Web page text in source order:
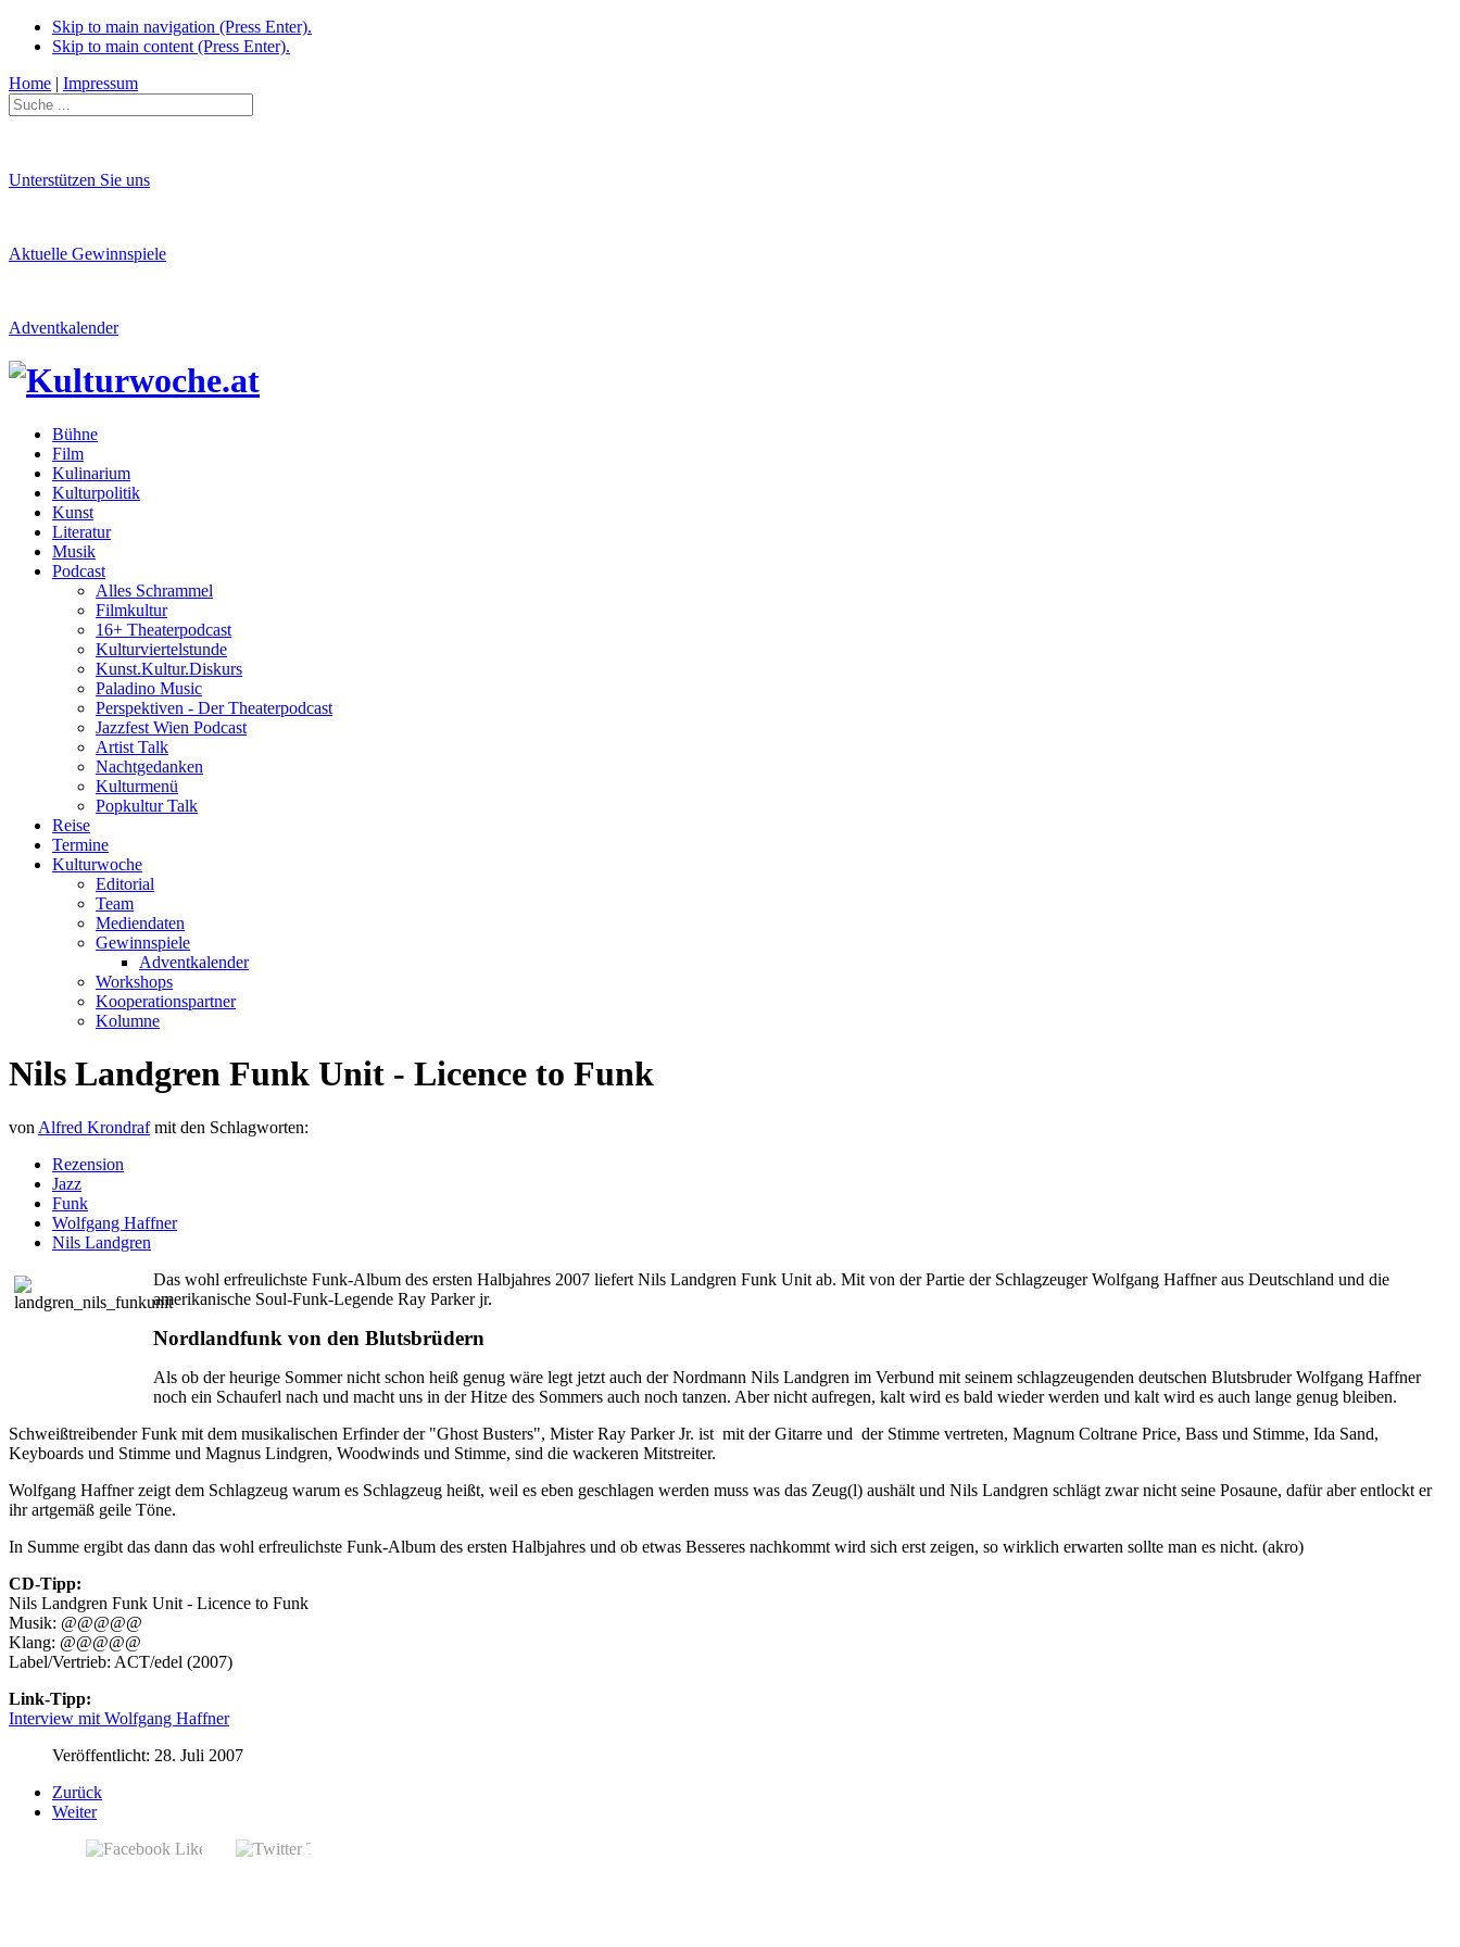
Skip to main navigation (Press Enter).
Skip to main content (Press Enter).
Home | Impressum
Unterstützen Sie uns
Aktuelle Gewinnspiele
Adventkalender
Bühne
Film
Kulinarium
Kulturpolitik
Kunst
Literatur
Musik
Podcast
Alles Schrammel
Filmkultur
16+ Theaterpodcast
Kulturviertelstunde
Kunst.Kultur.Diskurs
Paladino Music
Perspektiven - Der Theaterpodcast
Jazzfest Wien Podcast
Artist Talk
Nachtgedanken
Kulturmenü
Popkultur Talk
Reise
Termine
Kulturwoche
Editorial
Team
Mediendaten
Gewinnspiele
Adventkalender
Workshops
Kooperationspartner
Kolumne
Nils Landgren Funk Unit - Licence to Funk
von Alfred Krondraf mit den Schlagworten:
Rezension
Jazz
Funk
Wolfgang Haffner
Nils Landgren
Das wohl erfreulichste Funk-Album des ersten Halbjahres 2007 liefert Nils Landgren Funk Unit ab. Mit von der Partie der Schlagzeuger Wolfgang Haffner aus Deutschland und die
amerikanische Soul-Funk-Legende Ray Parker jr.
Nordlandfunk von den Blutsbrüdern
Als ob der heurige Sommer nicht schon heiß genug wäre legt jetzt auch der Nordmann Nils Landgren im Verbund mit seinem schlagzeugenden deutschen Blutsbruder Wolfgang Haffner
noch ein Schauferl nach und macht uns in der Hitze des Sommers auch noch tanzen. Aber nicht aufregen, kalt wird es bald wieder werden und kalt wird es auch lange genug bleiben.
Schweißtreibender Funk mit dem musikalischen Erfinder der "Ghost Busters", Mister Ray Parker Jr. ist mit der Gitarre und der Stimme vertreten, Magnum Coltrane Price, Bass und Stimme, Ida Sand,
Keyboards und Stimme und Magnus Lindgren, Woodwinds und Stimme, sind die wackeren Mitstreiter.
Wolfgang Haffner zeigt dem Schlagzeug warum es Schlagzeug heißt, weil es eben geschlagen werden muss was das Zeug(l) aushält und Nils Landgren schlägt zwar nicht seine Posaune, dafür aber entlockt er
ihr artgemäß geile Töne.
In Summe ergibt das dann das wohl erfreulichste Funk-Album des ersten Halbjahres und ob etwas Besseres nachkommt wird sich erst zeigen, so wirklich erwarten sollte man es nicht. (akro)
CD-Tipp:
Nils Landgren Funk Unit - Licence to Funk
Musik: @@@@@
Klang: @@@@@
Label/Vertrieb: ACT/edel (2007)
Link-Tipp:
Interview mit Wolfgang Haffner
Veröffentlicht: 28. Juli 2007
Zurück
Weiter